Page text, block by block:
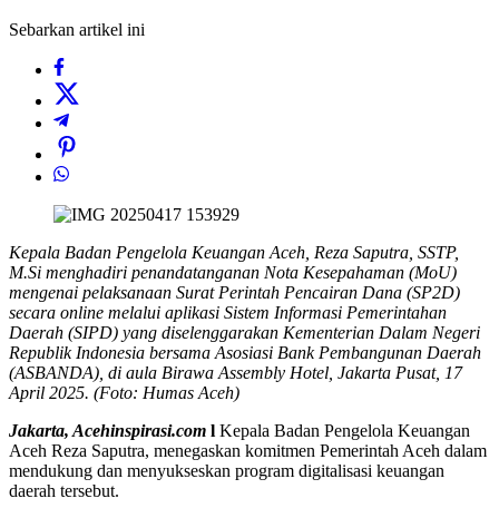
Sebarkan artikel ini
Kepala Badan Pengelola Keuangan Aceh, Reza Saputra, SSTP,
M.Si menghadiri penandatanganan Nota Kesepahaman (MoU)
mengenai pelaksanaan Surat Perintah Pencairan Dana (SP2D)
secara online melalui aplikasi Sistem Informasi Pemerintahan
Daerah (SIPD) yang diselenggarakan Kementerian Dalam Negeri
Republik Indonesia bersama Asosiasi Bank Pembangunan Daerah
(ASBANDA), di aula Birawa Assembly Hotel, Jakarta Pusat, 17
April 2025. (Foto: Humas Aceh)
Jakarta, Acehinspirasi.com l Kepala Badan Pengelola Keuangan
Aceh Reza Saputra, menegaskan komitmen Pemerintah Aceh dalam
mendukung dan menyukseskan program digitalisasi keuangan
daerah tersebut.